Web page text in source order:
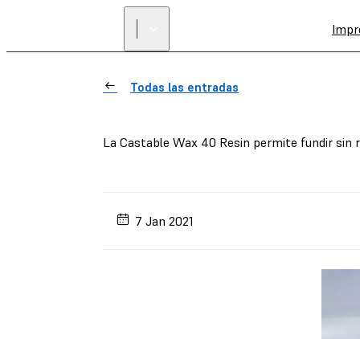
Todas las entradas
La Castable Wax 40 Resin permite fundir sin
7 Jan 2021